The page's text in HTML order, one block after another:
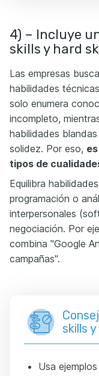
4) – Incluye
skills y hard
Las empresas
habilidades
solo enumera
incompleto,
habilidades
solidez. Por eso,
tipos de
Equilibra
programación o
interpersonales
negociación. Por
combina "Google
campañas".
skills
Usa